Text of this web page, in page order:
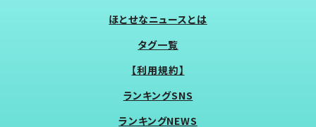
ほとせなニュースとは
タグ一覧
【利用規約】
ランキングSNS
ランキングNEWS